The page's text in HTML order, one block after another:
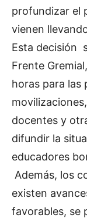
profundizar el
vienen
Esta decisión
Frente
horas para las
docentes y
difundir la
educadores
Además, los
existen
favorables, se